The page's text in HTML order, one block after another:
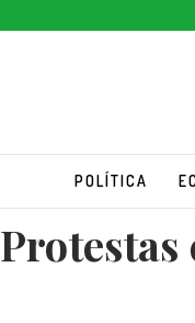
POLÍTICA
Protestas